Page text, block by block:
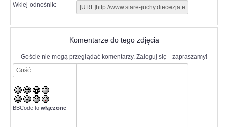
Wklej odnośnik:
Komentarze do tego zdjęcia
Goście nie mogą przeglądać komentarzy. Zaloguj się - zapraszamy!
BBCode to włączone